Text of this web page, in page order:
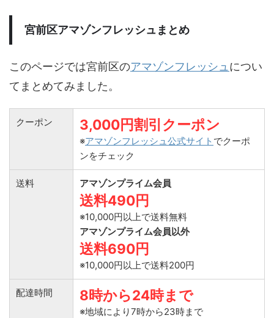
宮前区アマゾンフレッシュまとめ
このページでは宮前区のアマゾンフレッシュ につい
てまとめてみました。
クーポン 3,000円割引クーポン
※アマゾンフレッシュ公式サイト でクーポ
ンをチェック
送料 アマゾンプライム会員
送料490円
※10,000円以上で送料無料
アマゾンプライム会員以外
送料690円
※10,000円以上で送料200円
配達時間 8時から24時まで
※地域により7時から23時まで